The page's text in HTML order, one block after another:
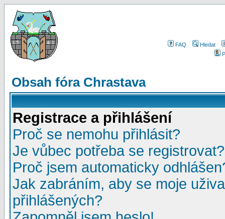
FAQ
Hledat
Obsah fóra Chrastava
Registrace a přihlášení
Proč se nemohu přihlásit?
Je vůbec potřeba se registrovat?
Proč jsem automaticky
Jak zabráním, aby se moje
přihlášených?